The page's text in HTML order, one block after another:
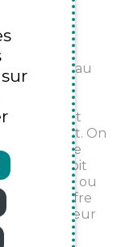
appréciée au
ou entre
pratique et
à son goût. On
variété de
Que ce soit
le pouce ou
Sud offre
au cœur